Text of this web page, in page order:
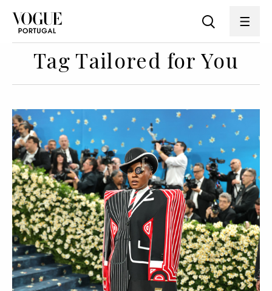
Tag Tailored for You